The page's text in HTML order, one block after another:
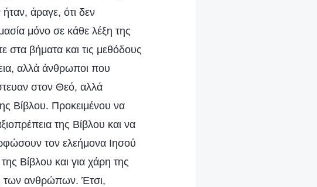
άραγε, ότι δεν
μόνο σε κάθε λέξη της
στα βήματα και τις μεθόδους
αλλά άνθρωποι που
στον Θεό, αλλά
Βίβλου. Προκειμένου να
της Βίβλου και να
τον ελεήμονα Ιησού
Βίβλου και για χάρη της
των ανθρώπων. Έτσι,